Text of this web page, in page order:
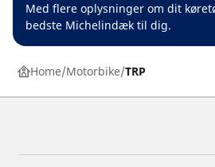
Med flere oplysninger om dit
bedste Michelindæk til dig.
Home Motorbike TRP